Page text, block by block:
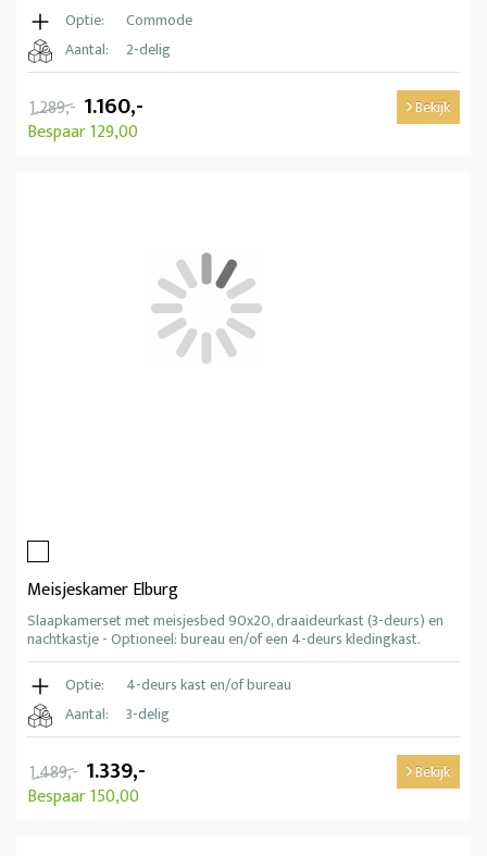
Optie:
Commode
Aantal:
2-delig
1.289,- 1.160,-
Bespaar 129,00
Bekijk
Meisjeskamer Elburg
Slaapkamerset met meisjesbed 90x20, draaideurkast (3-deurs) en
nachtkastje - Optioneel: bureau en/of een 4-deurs kledingkast.
Optie:
4-deurs kast en/of bureau
Aantal:
3-delig
1.489,- 1.339,-
Bespaar 150,00
Bekijk